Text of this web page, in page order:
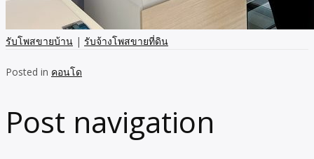
รับโพสขายบ้าน | รับจ้างโพสขายที่ดิน
Posted in คอนโด
Post navigation